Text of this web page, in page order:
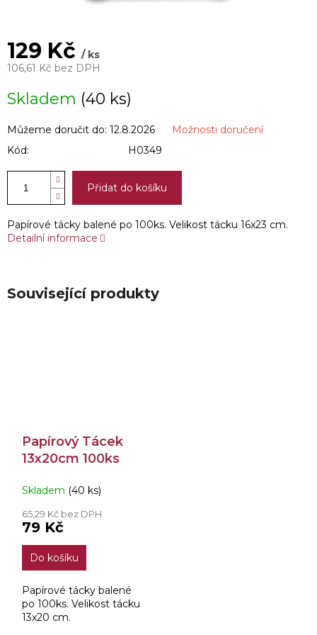
129 Kč/ ks
106,61 Kč bez DPH
cena:
Skladem (40 ks)
Můžeme doručit do: 12.8.2026
Možnosti doručení
Kód:
H0349
Přidat do košíku
Papírové tácky balené po 100ks. Velikost tácku 16x23 cm.
Detailní informace
Související produkty
Papírový Tácek
13x20cm 100ks
Skladem (40 ks)
65,29 Kč bez DPH
79 Kč
Do košíku
Papírové tácky balené
po 100ks. Velikost tácku
13x20 cm.